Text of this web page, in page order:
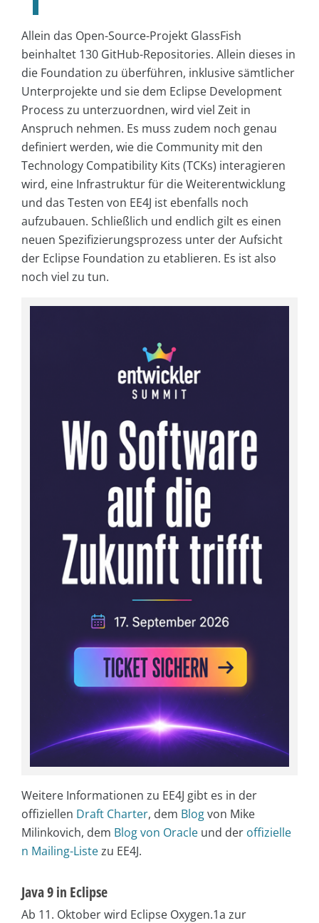
Allein das Open-Source-Projekt GlassFish
beinhaltet 130 GitHub-Repositories. Allein dieses in
die Foundation zu überführen, inklusive sämtlicher
Unterprojekte und sie dem Eclipse Development
Process zu unterzuordnen, wird viel Zeit in
Anspruch nehmen. Es muss zudem noch genau
definiert werden, wie die Community mit den
Technology Compatibility Kits (TCKs) interagieren
wird, eine Infrastruktur für die Weiterentwicklung
und das Testen von EE4J ist ebenfalls noch
aufzubauen. Schließlich und endlich gilt es einen
neuen Spezifizierungsprozess unter der Aufsicht
der Eclipse Foundation zu etablieren. Es ist also
noch viel zu tun.
Weitere Informationen zu EE4J gibt es in der
offiziellen Draft Charter, dem Blogvon Mike
Milinkovich, dem Blog von Oracle und der offizielle
n Mailing-Listezu EE4J.
Java 9 in Eclipse
Ab 11. Oktober wird Eclipse Oxygen.1a zur